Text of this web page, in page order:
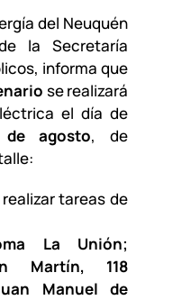
del Neuquén
la Secretaría
informa que
se realizará
el día de
de agosto, de
tareas de
La Unión;
Martín, 118
Manuel de